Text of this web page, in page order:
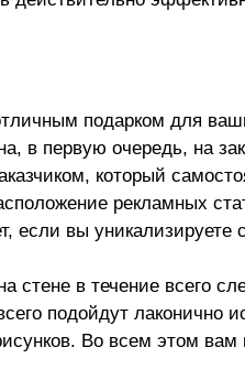
подарком для
в первую очередь, на
который
рекламных
если вы уникализируете
стене в течение всего
подойдут лаконично
Во всем этом вам